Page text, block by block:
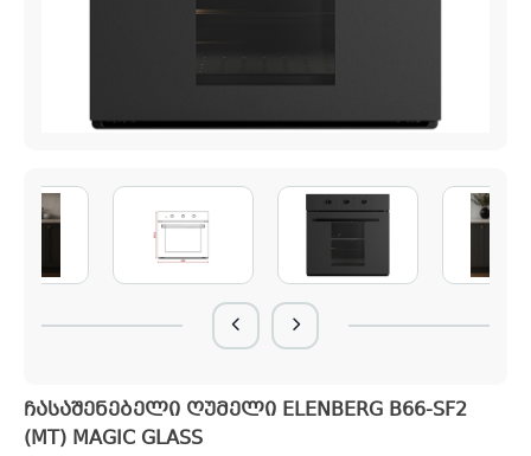
ჩასაშენებელი ღუმელი ELENBERG B66-SF2
(MT) MAGIC GLASS